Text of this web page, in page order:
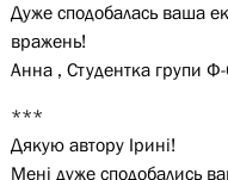
Дуже сподобалась ваша
вражень!
Анна , Студентка групи
***
Дякую автору Ірині!
Мені дуже сподобались